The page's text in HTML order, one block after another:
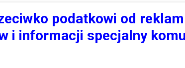
podatkowi od
i informacji specjalny